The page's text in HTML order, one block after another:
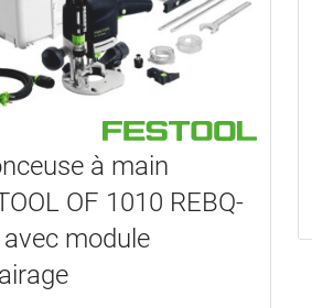
à main
OF 1010 REBQ-
avec module